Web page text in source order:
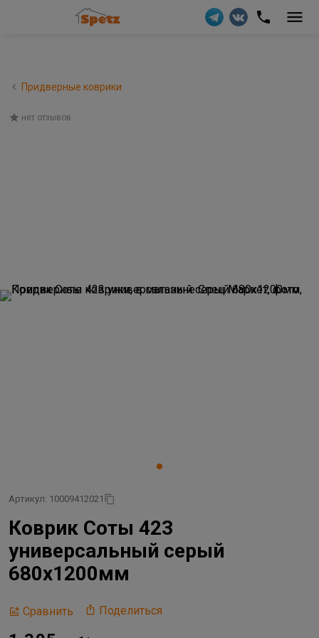
Придверные коврики
нет отзывов
Артикул: 10009412021
Коврик Соты 423
универсальный серый
680х1200мм
Сравнить Поделиться